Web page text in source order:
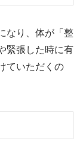
なり、体が「整
緊張した時に有
ていただくの